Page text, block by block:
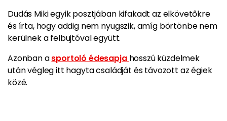
Dudás Miki egyik posztjában kifakadt az elkövetőkre
és írta, hogy addig nem nyugszik, amíg börtönbe nem
kerülnek a felbujtóval együtt.
Azonban asportoló édesapja hosszú küzdelmek
után végleg itt hagyta családját és távozott az égiek
közé.